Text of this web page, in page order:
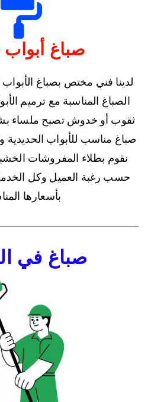
صباغ
لدينا فني مختص بصباغ
الصباغ المناسبة مع ترميم
ثقوب أو خدوش تصبح ملساء
صباغ مناسب للأبواب الحديدية
نقوم بطلاء المفروشات
حسب رغبة العميل وكل
بأسعارها
صباغ في